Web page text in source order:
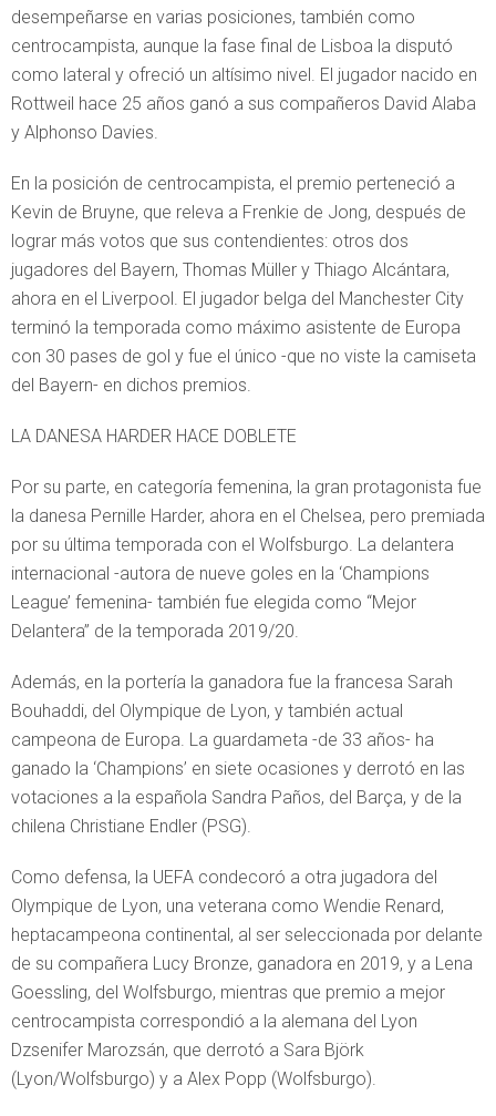
desempeñarse en varias posiciones, también como
centrocampista, aunque la fase final de Lisboa la disputó
como lateral y ofreció un altísimo nivel. El jugador nacido en
Rottweil hace 25 años ganó a sus compañeros David Alaba
y Alphonso Davies.
En la posición de centrocampista, el premio perteneció a
Kevin de Bruyne, que releva a Frenkie de Jong, después de
lograr más votos que sus contendientes: otros dos
jugadores del Bayern, Thomas Müller y Thiago Alcántara,
ahora en el Liverpool. El jugador belga del Manchester City
terminó la temporada como máximo asistente de Europa
con 30 pases de gol y fue el único -que no viste la camiseta
del Bayern- en dichos premios.
LA DANESA HARDER HACE DOBLETE
Por su parte, en categoría femenina, la gran protagonista fue
la danesa Pernille Harder, ahora en el Chelsea, pero premiada
por su última temporada con el Wolfsburgo. La delantera
internacional -autora de nueve goles en la ‘Champions
League’ femenina- también fue elegida como “Mejor
Delantera” de la temporada 2019/20.
Además, en la portería la ganadora fue la francesa Sarah
Bouhaddi, del Olympique de Lyon, y también actual
campeona de Europa. La guardameta -de 33 años- ha
ganado la ‘Champions’ en siete ocasiones y derrotó en las
votaciones a la española Sandra Paños, del Barça, y de la
chilena Christiane Endler (PSG).
Como defensa, la UEFA condecoró a otra jugadora del
Olympique de Lyon, una veterana como Wendie Renard,
heptacampeona continental, al ser seleccionada por delante
de su compañera Lucy Bronze, ganadora en 2019, y a Lena
Goessling, del Wolfsburgo, mientras que premio a mejor
centrocampista correspondió a la alemana del Lyon
Dzsenifer Marozsán, que derrotó a Sara Björk
(Lyon/Wolfsburgo) y a Alex Popp (Wolfsburgo).